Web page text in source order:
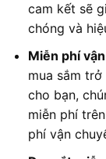
cam kết sẽ
chóng và
Miễn phí
mua sắm
cho bạn,
miễn phí
phí vận